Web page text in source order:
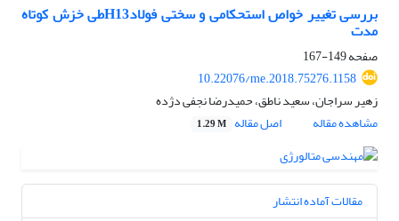
بررسی تغییر خواص استحکامی و سختی فولادH13طی خزش کوتاه
مدت
صفحه149-167
10.22076/me.2018.75276.1158
زهیر سراجان، سعید ناطق، حمیدرضا نجفی دژده
مشاهده مقاله
اصل مقاله 1.29 M
مقالات آماده انتشار